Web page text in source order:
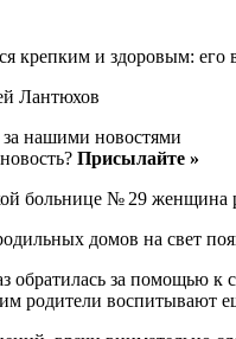
крепким и здоровым: его
Лантюхов
нашими новостями
Присылайте »
больнице № 29 женщина
домов на свет
обратилась за помощью
родители воспитывают